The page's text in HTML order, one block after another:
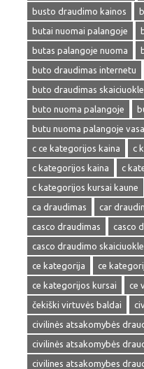
busto draudimo kainos
butai nuomai palangoje
butas palangoje nuoma
buto draudimas internetu
buto draudimas skaiciuokle
buto nuoma palangoje
butu nuoma palangoje
c ce kategorijos kaina
c
c kategorijos kaina
c
c kategorijos kursai kaune
ca draudimas
car
casco draudimas
casco
casco draudimo skaiciuokle
ce kategorija
ce
ce kategorijos kursai
ce
čekiški virtuvės baldai
civilinės atsakomybės
civilinės atsakomybės
civilines atsakomybes